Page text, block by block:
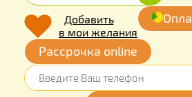
Добавить
в мои желания
Рассрочка online